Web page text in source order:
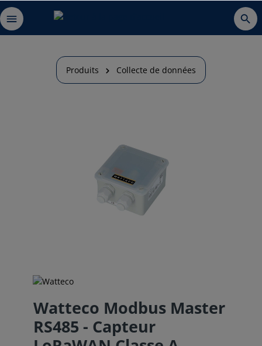
Produits Collecte de données
Watteco Modbus Master
RS485 - Capteur